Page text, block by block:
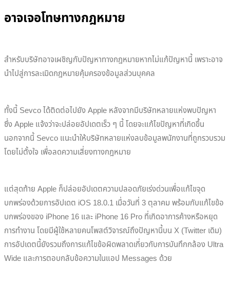
อาจเจอโทษทางกฎหมาย
สำหรับบริษัทอาจเผชิญกับปัญหาทางกฎหมายหากไม่แก้ปัญหานี้ เพราะอาจ
นำไปสู่การละเมิดกฎหมายคุ้มครองข้อมูลส่วนบุคคล
ทั้งนี้ Sevco ได้ติดต่อไปยัง Apple หลังจากมีบริษัทหลายแห่งพบปัญหา
ซึ่ง Apple แจ้งว่าจะปล่อยอัปเดตเร็ว ๆ นี้ โดยจะแก้ไขปัญหาที่เกิดขึ้น
นอกจากนี้ Sevco แนะนำให้บริษัทหลายแห่งลบข้อมูลพนักงานที่ถูกรวบรวม
โดยไม่ตั้งใจ เพื่อลดความเสี่ยงทางกฎหมาย
แต่สุดท้าย Apple ก็ปล่อยอัปเดตความปลอดภัยเร่งด่วนเพื่อแก้ไขจุด
บกพร่องด้วยการอัปเดต iOS 18.0.1 เมื่อวันที่ 3 ตุลาคม พร้อมกับแก้ไขข้อ
บกพร่องของ iPhone 16 และ iPhone 16 Pro ที่เกิดอาการค้างหรือหยุด
การทำงาน โดยมีผู้ใช้หลายคนโพสต์วิจารณ์ถึงปัญหานี้บน X (Twitter เดิม)
การอัปเดตนี้ยังรวมถึงการแก้ไขข้อผิดพลาดเกี่ยวกับการบันทึกกล้อง Ultra
Wide และการตอบกลับข้อความในแอป Messages ด้วย